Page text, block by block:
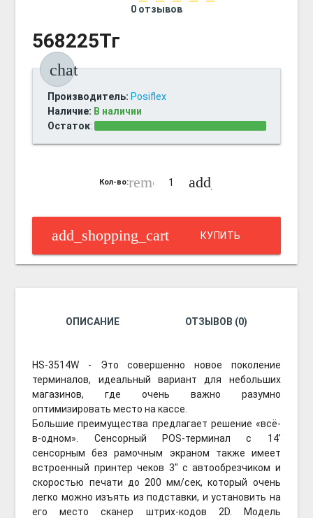
0 отзывов
568225Тг
chat
Производитель: Posiflex
Наличие: В наличии
Остаток:
Кол-во:remove_circle_outline
add_circle_outline
add_shopping_cart КУПИТЬ
ОПИСАНИЕ ОТЗЫВОВ (0)
HS-3514W - Это совершенно новое поколение
терминалов, идеальный вариант для небольших
магазинов, где очень важно разумно
оптимизировать место на кассе.
Большие преимущества предлагает решение «всё-
в-одном». Сенсорный POS-терминал с 14’
сенсорным без рамочным экраном также имеет
встроенный принтер чеков 3" с автообрезчиком и
скоростью печати до 200 мм/сек, который очень
легко можно изъять из подставки, и установить на
его место сканер штрих-кодов 2D. Модель